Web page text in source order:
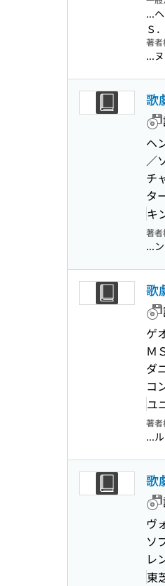
...
Ｓ
著者
...
歌
ヘ
／
チ
タ
キ
著者
...
歌
ゲ
Ｍ
ダ
コ
ユ
著者
...
歌
ヴ
ソ
レ
東